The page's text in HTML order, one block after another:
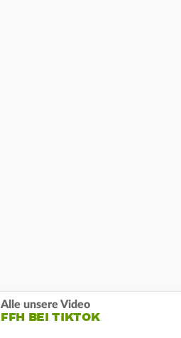
Alle unsere Video
FFH BEI TIKTOK